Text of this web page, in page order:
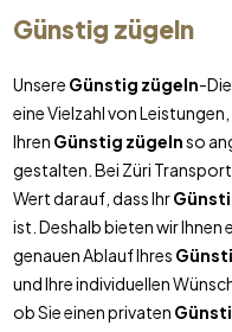
Günstig zügeln
Unsere Günstig zügeln-
eine Vielzahl von
Ihren Günstig zügelnso
gestalten. Bei Züri
Wert darauf, dass Ihr
ist. Deshalb bieten wir Ihnen
genauen Ablauf Ihres
und Ihre individuellen
ob Sie einen privaten